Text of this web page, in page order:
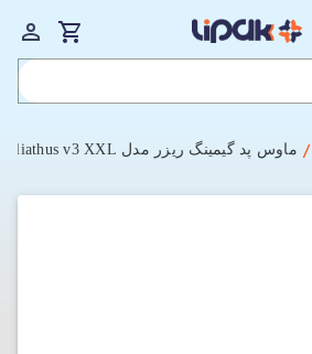
ماوس پد گیمینگ ریزر مدل Goliathus v3 XXL